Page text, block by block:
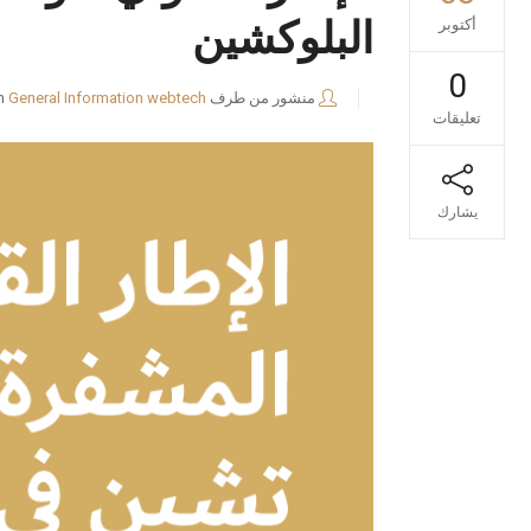
أكتوبر
0
تعليقات
يشارك
البلوكشين
منشور من طرف webtech
General Information